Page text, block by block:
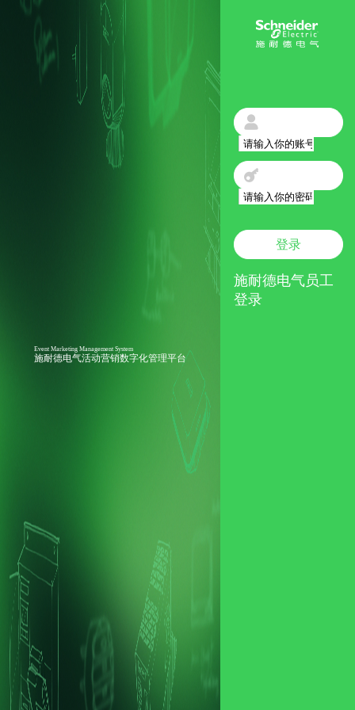
Event Marketing Management System
施耐德电气活动营销数字化管理平台
登录
施耐德电气员工
登录